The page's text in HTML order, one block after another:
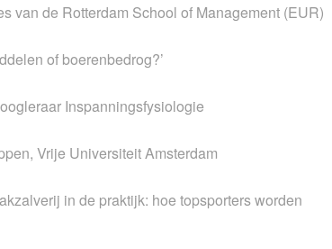
van de Rotterdam School of Management (EUR)
of boerenbedrog?’
Inspanningsfysiologie
Vrije Universiteit Amsterdam
in de praktijk: hoe topsporters worden